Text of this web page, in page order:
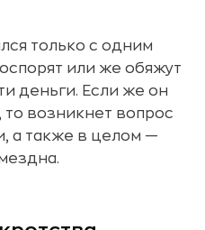
только с одним
или же обяжут
деньги. Если же он
возникнет вопрос
а также в целом —